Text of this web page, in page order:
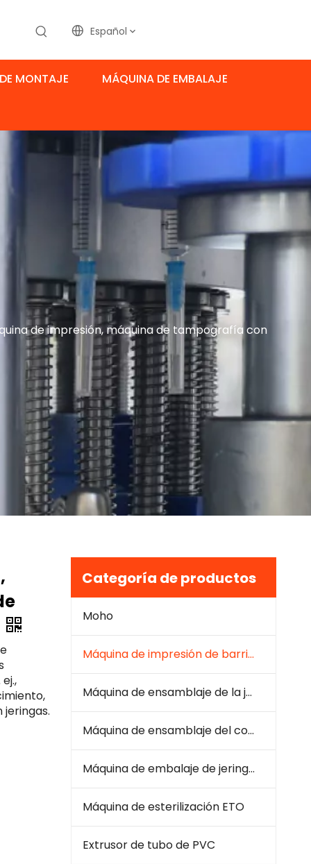
Español
MONTAJE MÁQUINA DE EMBALAJE
de impresión, máquina de tampografía con
Categoría de productos
Moho
Máquina de impresión de barril de jeringa
Máquina de ensamblaje de la jeringa
Máquina de ensamblaje del conjunto de infusión
Máquina de embalaje de jeringa e infusión
Máquina de esterilización ETO
Extrusor de tubo de PVC